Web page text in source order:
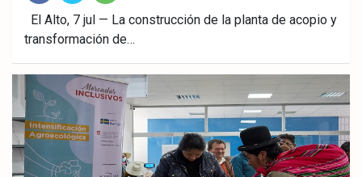
Fac
ebo
ok
Twitt
er
What
sAp
p
El Alto, 7 jul — La construcción de la planta de acopio y
transformación de…